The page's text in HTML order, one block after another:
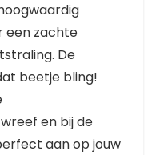
een zachte
De
beetje bling!
en bij de
aan op jouw